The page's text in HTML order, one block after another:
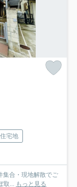
宅地
集合・現地解散でご
取... もっと見る